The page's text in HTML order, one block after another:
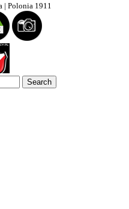
| Polonia 1911